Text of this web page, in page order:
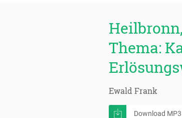
Heilbronn,
Thema:
Ewald Frank
Download MP3